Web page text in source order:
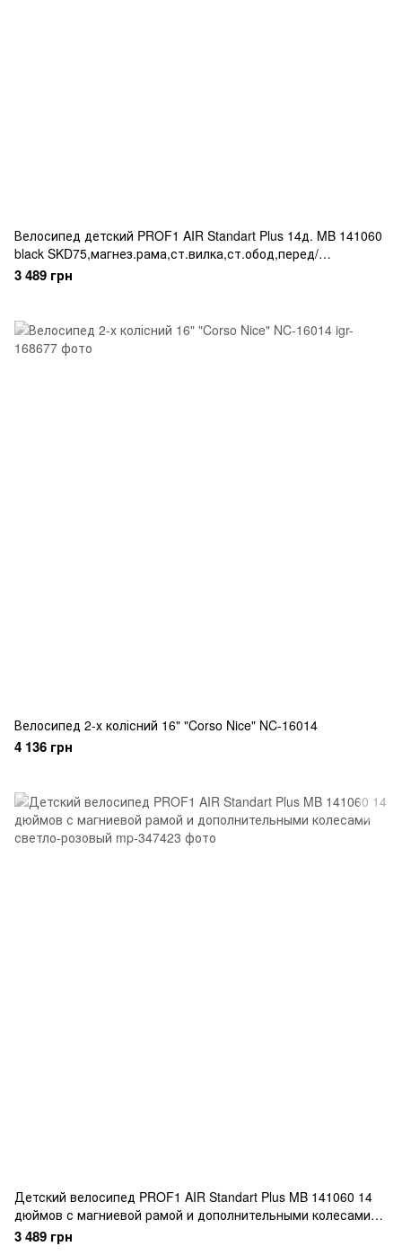
Велосипед детский PROF1 AIR Standart Plus 14д. MB 141060
black SKD75,магнез.рама,ст.вилка,ст.обод,перед/
зад.бараб.торм.,крыла,доп.кол, черный
3 489 грн
Велосипед 2-х колісний 16" "Corso Nice" NC-16014
4 136 грн
Детский велосипед PROF1 AIR Standart Plus MB 141060 14
дюймов с магниевой рамой и дополнительными колесами
светло-розовый
3 489 грн